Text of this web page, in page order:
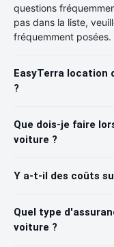
questions
pas dans la liste,
fréquemment
EasyTerra location
?
Que dois-je faire
voiture ?
Y a-t-il des coûts
Quel type
voiture ?